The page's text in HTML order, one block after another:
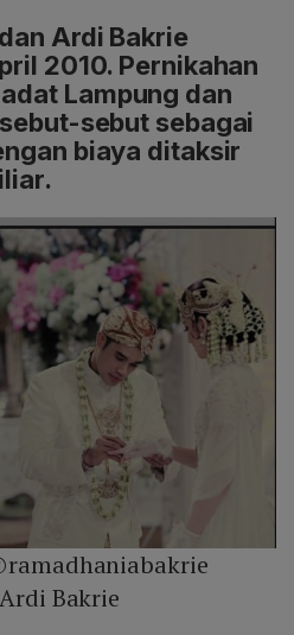
Ardi Bakrie
2010. Pernikahan
Lampung dan
sebut sebagai
biaya ditaksir
Bakrie